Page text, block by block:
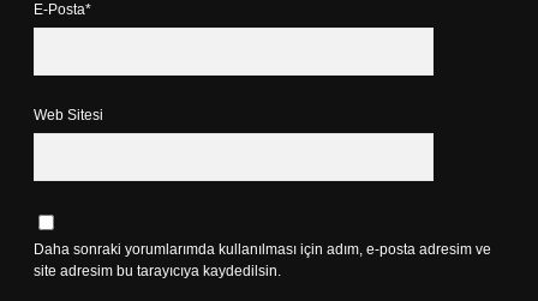
E-Posta*
Web Sitesi
Daha sonraki yorumlarımda kullanılması için adım, e-posta adresim ve
site adresim bu tarayıcıya kaydedilsin.